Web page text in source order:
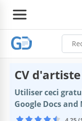
CV
Utiliser ceci
Google Docs